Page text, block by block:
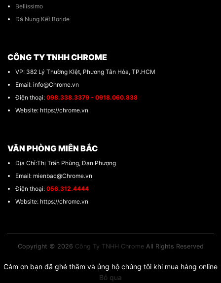
Bellissimo
Đá Nung Kết Boride
CÔNG TY TNHH CHROME
VP: 382 Lý Thường KIệt, Phương Tân Hòa, TP.HCM
Email: info@Chrome.vn
Điện thoại: 098.338.3379 - 0918.060.838
Website: https://chrome.vn
VĂN PHÒNG MIÊN BẮC
Địa Chỉ:Thị Trấn Phùng, Đan Phượng
Email: mienbac@Chrome.vn
Điện thoại: 056.312.4444
Website: https://chrome.vn
Copyright © 2026 Công Ty TNHH ChromeAll Rights Reserved
Cám ơn bạn đã ghé thăm và ủng hộ chúng tôi khi mua hàng online
Bỏ qua